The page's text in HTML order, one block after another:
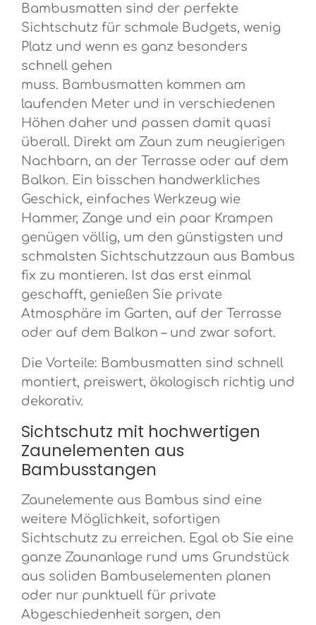
Bambusmatten sind der perfekte
Sichtschutz für schmale Budgets, wenig
Platz und wenn es ganz besonders
schnell gehen
muss. Bambusmatten kommen am
laufenden Meter und in verschiedenen
Höhen daher und passen damit quasi
überall. Direkt am Zaun zum neugierigen
Nachbarn, an der Terrasse oder auf dem
Balkon. Ein bisschen handwerkliches
Geschick, einfaches Werkzeug wie
Hammer, Zange und ein paar Krampen
genügen völlig, um den günstigsten und
schmalsten Sichtschutzzaun aus Bambus
fix zu montieren. Ist das erst einmal
geschafft, genießen Sie private
Atmosphäre im Garten, auf der Terrasse
oder auf dem Balkon – und zwar sofort.
Die Vorteile: Bambusmatten sind schnell
montiert, preiswert, ökologisch richtig und
dekorativ.
Sichtschutz mit hochwertigen
Zaunelementen aus
Bambusstangen
Zaunelemente aus Bambus sind eine
weitere Möglichkeit, sofortigen
Sichtschutz zu erreichen. Egal ob Sie eine
ganze Zaunanlage rund ums Grundstück
aus soliden Bambuselementen planen
oder nur punktuell für private
Abgeschiedenheit sorgen, den